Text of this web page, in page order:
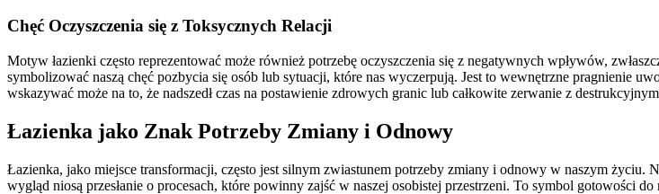
Chęć Oczyszczenia się z Toksycznych Relacji
Motyw łazienki często reprezentować może również potrzebę oczyszczenia się z negatywnych wpływów,
symbolizować naszą chęć pozbycia się osób lub sytuacji, które nas wyczerpują. Jest to wewnętrzne pragnienie
wskazywać może na to, że nadszedł czas na postawienie zdrowych granic lub całkowite zerwanie z
Łazienka jako Znak Potrzeby Zmiany i Odnowy
Łazienka, jako miejsce transformacji, często jest silnym zwiastunem potrzeby zmiany i odnowy w naszym życiu.
wygląd niosą przesłanie o procesach, które powinny zajść w naszej osobistej przestrzeni. To symbol gotowości